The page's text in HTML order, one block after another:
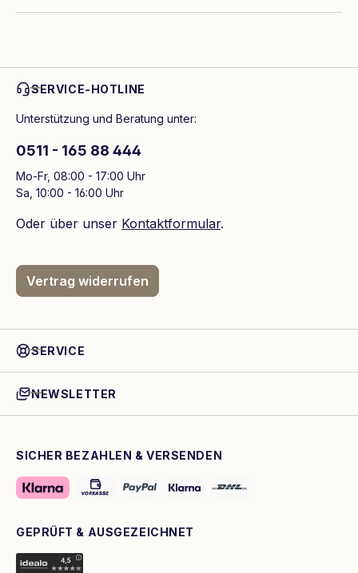
SERVICE-HOTLINE
Unterstützung und Beratung unter:
0511 - 165 88 444
Mo-Fr, 08:00 - 17:00 Uhr
Sa, 10:00 - 16:00 Uhr
Oder über unser Kontaktformular.
Vertrag widerrufen
SERVICE
NEWSLETTER
SICHER BEZAHLEN & VERSENDEN
GEPRÜFT & AUSGEZEICHNET